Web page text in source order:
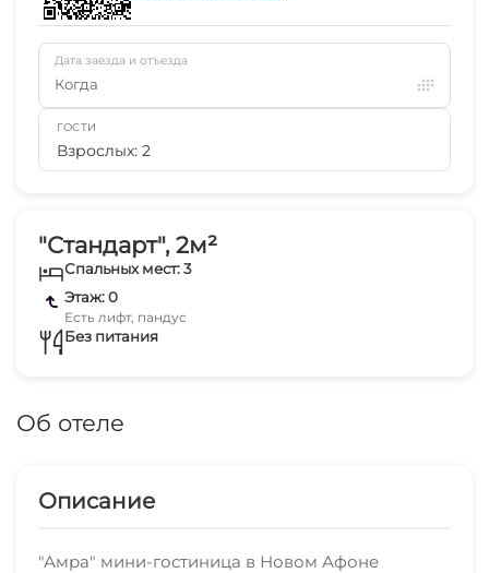
"Стандарт", 2м²
Спальных мест: 3
Этаж: 0
Есть лифт, пандус
Без питания
Об отеле
Описание
"Амра" мини-гостиница в Новом Афоне
Дата заезда и отъезда
Когда
ГОСТИ
Взрослых: 2